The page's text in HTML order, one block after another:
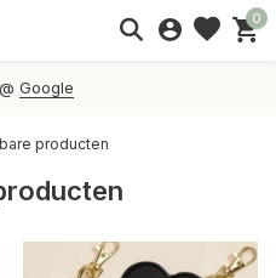
0
@Google
producten